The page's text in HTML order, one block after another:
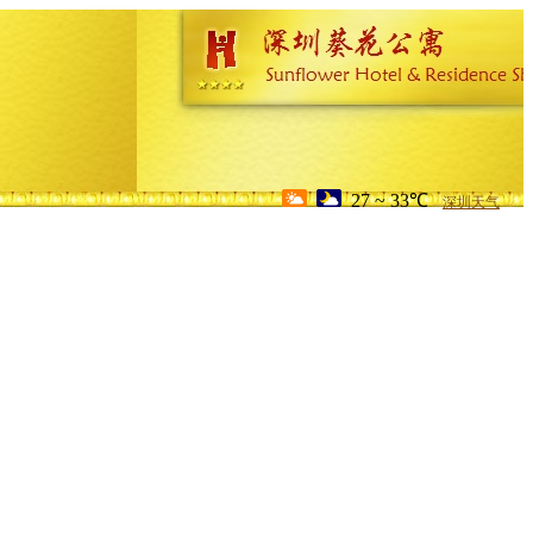
27 ~ 33℃ 深圳天气